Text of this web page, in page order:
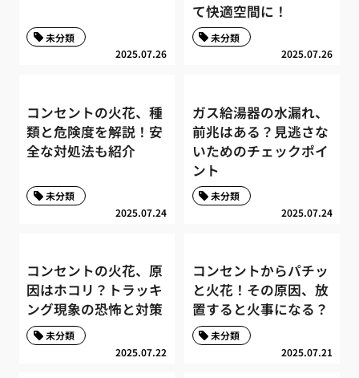
2025.07.26
未分類
て快適空間に！
2025.07.26
未分類
コンセントの火花、種
類と危険度を解説！安
全な対処法も紹介
2025.07.24
未分類
ガス給湯器の水漏れ、
前兆はある？見逃さな
いためのチェックポイ
ント
2025.07.24
未分類
コンセントの火花、原
因はホコリ？トラッキ
ング現象の恐怖と対策
2025.07.22
未分類
コンセントからパチッ
と火花！その原因、放
置すると火事になる？
2025.07.21
未分類